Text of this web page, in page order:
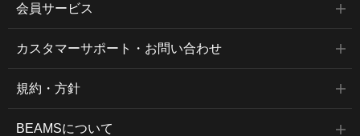
会員サービス
カスタマーサポート・お問い合わせ
規約・方針
BEAMSについて